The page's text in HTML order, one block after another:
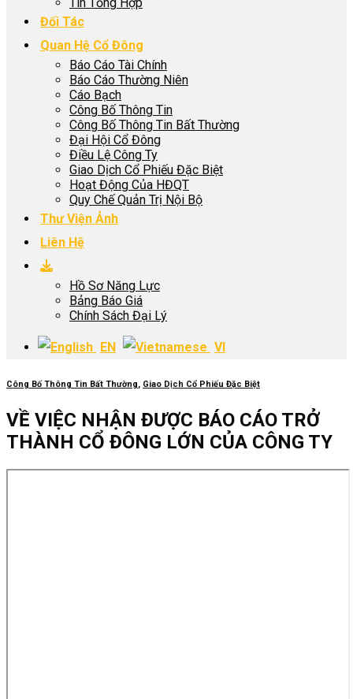
Đối Tác
Quan Hệ Cổ Đông
Báo Cáo Tài Chính
Báo Cáo Thường Niên
Cáo Bạch
Công Bố Thông Tin
Công Bố Thông Tin Bất Thường
Đại Hội Cổ Đông
Điều Lệ Công Ty
Giao Dịch Cổ Phiếu Đặc Biệt
Hoạt Động Của HĐQT
Quy Chế Quản Trị Nội Bộ
Thư Viện Ảnh
Liên Hệ
Hồ Sơ Năng Lực
Bảng Báo Giá
Chính Sách Đại Lý
EN VI
Công Bố Thông Tin Bất Thường, Giao Dịch Cổ Phiếu Đặc Biệt
VỀ VIỆC NHẬN ĐƯỢC BÁO CÁO TRỞ
THÀNH CỔ ĐÔNG LỚN CỦA CÔNG TY